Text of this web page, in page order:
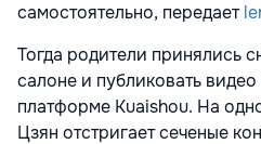
самостоятельно, передает
Тогда родители принялись
салоне и публиковать
платформе Kuaishou. На
Цзян отстригает сеченые